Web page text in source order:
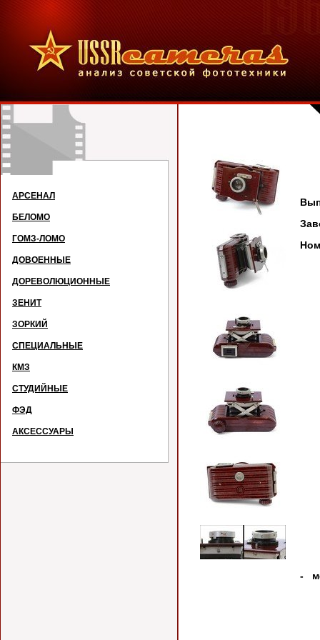
АРСЕНАЛ
БЕЛОМО
ГОМЗ-ЛОМО
ДОВОЕННЫЕ
ДОРЕВОЛЮЦИОННЫЕ
ЗЕНИТ
ЗОРКИЙ
СПЕЦИАЛЬНЫЕ
КМЗ
СТУДИЙНЫЕ
ФЭД
АКСЕССУАРЫ
-